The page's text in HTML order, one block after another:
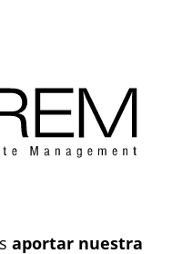
aportar nuestra